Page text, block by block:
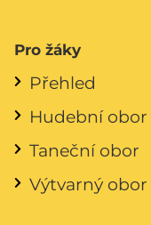
Pro žáky
Přehled
Hudební obor
Taneční obor
Výtvarný obor